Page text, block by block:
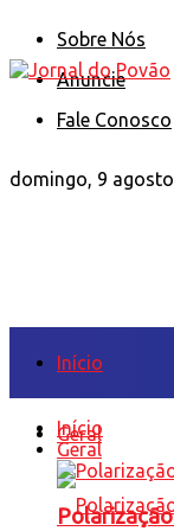
Sobre Nós
Anuncie
Fale Conosco
domingo, 9
Início
Geral
Início
Geral